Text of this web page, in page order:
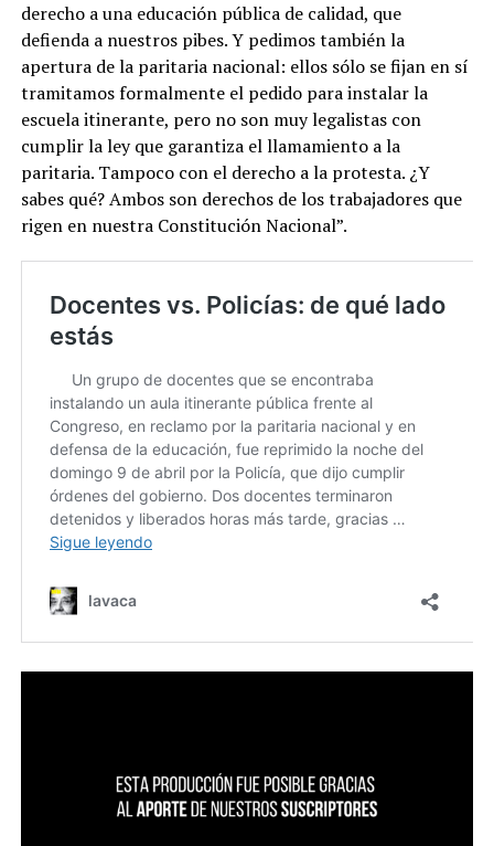
derecho a una educación pública de calidad, que
defienda a nuestros pibes. Y pedimos también la
apertura de la paritaria nacional: ellos sólo se fijan en sí
tramitamos formalmente el pedido para instalar la
escuela itinerante, pero no son muy legalistas con
cumplir la ley que garantiza el llamamiento a la
paritaria. Tampoco con el derecho a la protesta. ¿Y
sabes qué? Ambos son derechos de los trabajadores que
rigen en nuestra Constitución Nacional”.